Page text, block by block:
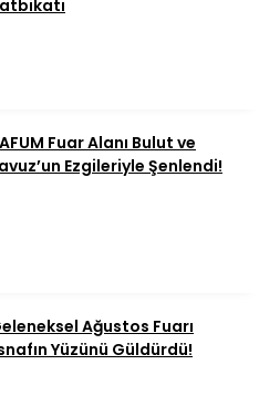
Fuar Alanı Bulut ve
Ezgileriyle Şenlendi!
Ağustos Fuarı
Yüzünü Güldürdü!